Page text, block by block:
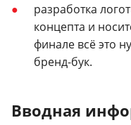
разработка
концепта и
финале всё это
бренд-бук.
Вводная